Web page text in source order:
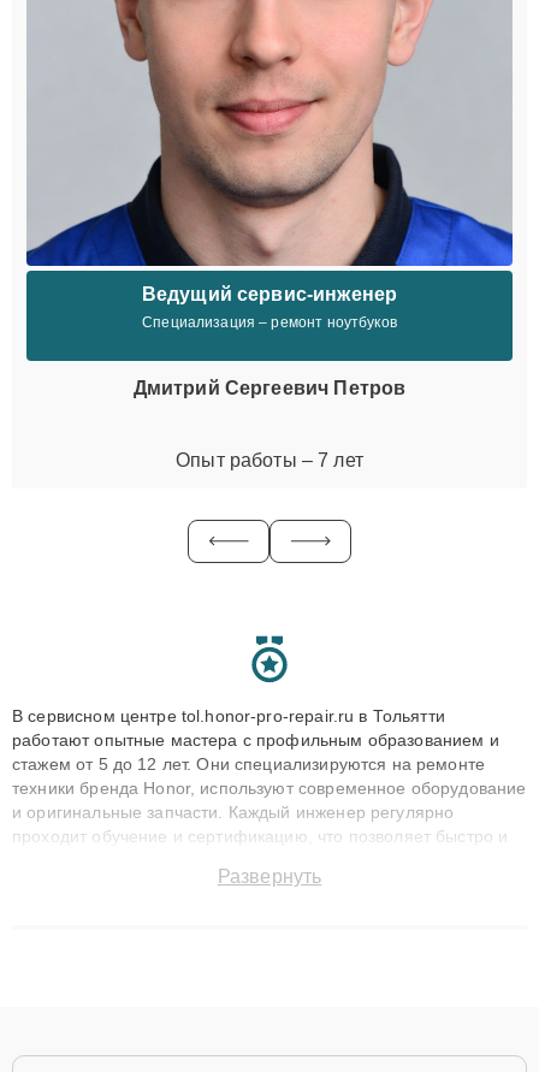
Ведущий сервис-инженер
Специализация – ремонт ноутбуков
Дмитрий Сергеевич Петров
Опыт работы – 7 лет
В сервисном центре tol.honor-pro-repair.ru в Тольятти
работают опытные мастера с профильным образованием и
стажем от 5 до 12 лет. Они специализируются на ремонте
техники бренда Honor, используют современное оборудование
и оригинальные запчасти. Каждый инженер регулярно
проходит обучение и сертификацию, что позволяет быстро и
сохранением гарантии до 3 лет. Наши мастера решают
Развернуть